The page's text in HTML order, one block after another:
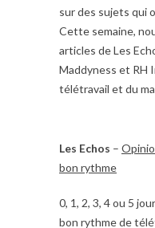
sur des sujets qui
Cette semaine,
articles de Les
Maddyness et RH
télétravail et du
Les Echos –
bon rythme
0, 1, 2, 3, 4 ou 5
bon rythme de